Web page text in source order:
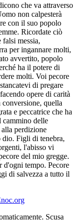
che va attraverso
non calpesterà
con il suo popolo
Ricordate ciò
messia,
per ingannare molti,
avvertito, popolo
ha il potere di
molti. Voi pecore
di pregare
opere di carità
quella
e peccatrice che ha
cammino delle
perdizione
Figli di tenebra,
l'abisso vi
del mio gregge.
d'ogni tempo. Pecore
di salvezza a tutto il
Scusa